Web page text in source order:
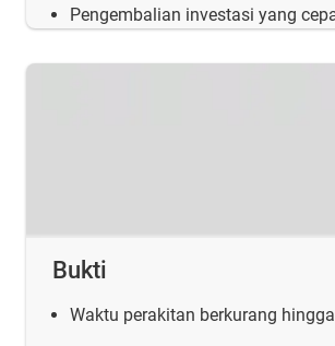
Pengembalian investasi yang
Bukti
Waktu perakitan berkurang